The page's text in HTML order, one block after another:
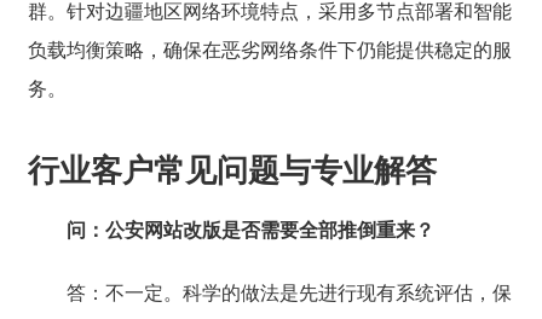
群。针对边疆地区网络环境特点，采用多节点部署和智能
负载均衡策略，确保在恶劣网络条件下仍能提供稳定的服
务。
行业客户常见问题与专业解答
问：公安网站改版是否需要全部推倒重来？
答：不一定。科学的做法是先进行现有系统评估，保